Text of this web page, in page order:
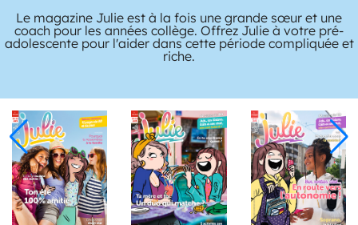
Le magazine Julie est à la fois une grande sœur et une
coach pour les années collège. Offrez Julie à votre pré-
adolescente pour l'aider dans cette période compliquée et
riche.